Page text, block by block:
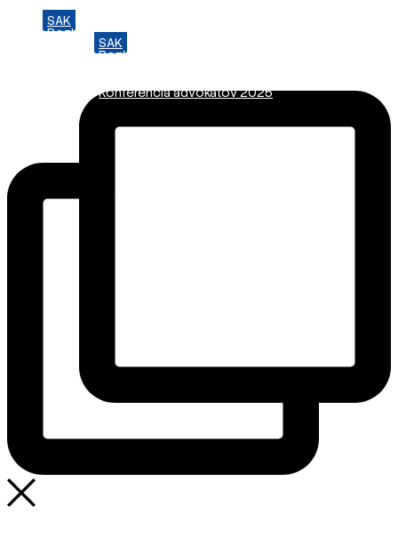
PreskočiťSAK
Rozhodcovský súd SAK
Nadácia
SAK
Rozhodcovský súd SAK
Konferencia advokátov 2025